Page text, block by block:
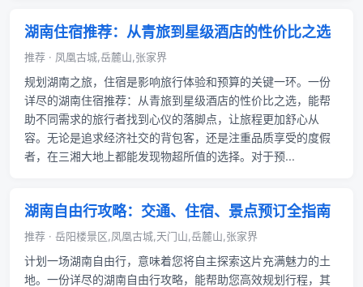
湖南住宿推荐：从青旅到星级酒店的性价比之选
推荐 · 凤凰古城,岳麓山,张家界
规划湖南之旅，住宿是影响旅行体验和预算的关键一环。一份
详尽的湖南住宿推荐：从青旅到星级酒店的性价比之选，能帮
助不同需求的旅行者找到心仪的落脚点，让旅程更加舒心从
容。无论是追求经济社交的背包客，还是注重品质享受的度假
者，在三湘大地上都能发现物超所值的选择。对于预...
湖南自由行攻略：交通、住宿、景点预订全指南
推荐 · 岳阳楼景区,凤凰古城,天门山,岳麓山,张家界
计划一场湖南自由行，意味着您将自主探索这片充满魅力的土
地。一份详尽的湖南自由行攻略，能帮助您高效规划行程，其